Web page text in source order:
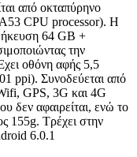
από οκταπύρηνο
CPU processor). Η
64 GB +
την
οθόνη αφής 5,5
ppi). Συνοδεύεται από
GPS, 3G και 4G
δεν αφαιρείται, ενώ το
155g. Τρέχει στην
6.0.1